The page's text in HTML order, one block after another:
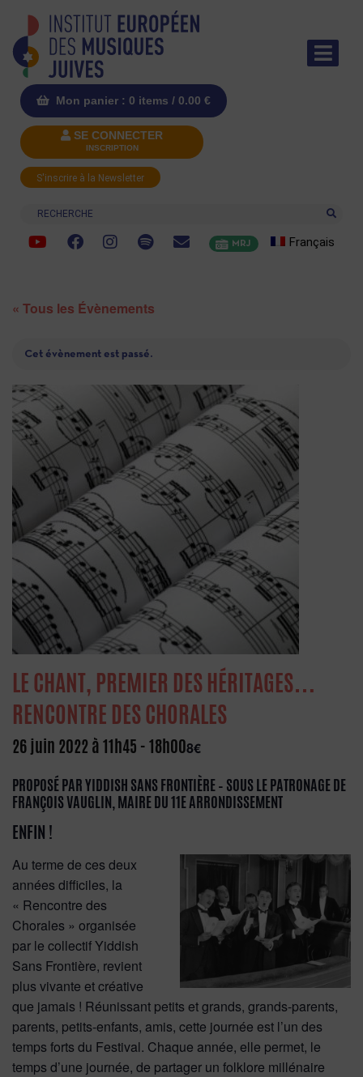
Mon panier : 0 items / 0.00 €
SE CONNECTER
INSCRIPTION
S'inscrire à la Newsletter
Recherche
MRJ Français
« Tous les Évènements
Cet évènement est passé.
LE CHANT, PREMIER DES HÉRITAGES…
RENCONTRE DES CHORALES
26 juin 2022 à 11h45 -18h008€
PROPOSÉ PAR YIDDISH SANS FRONTIÈRE – SOUS LE PATRONAGE DE
FRANÇOIS VAUGLIN, MAIRE DU 11E ARRONDISSEMENT
ENFIN !
Au terme de ces deux
années difficiles, la
« Rencontre des
Chorales » organisée
par le collectif Yiddish
Sans Frontière, revient
plus vivante et créative
que jamais ! Réunissant petits et grands, grands-parents,
parents, petits-enfants, amis, cette journée est l’un des
temps forts du Festival. Chaque année, elle permet, le
temps d’une journée, de partager un folklore millénaire